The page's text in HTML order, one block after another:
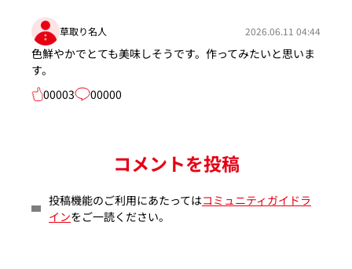
草取り名人 2026.06.11 04:44
色鮮やかでとても美味しそうです。作ってみたいと思いま
す。
00003
00000
コメントを投稿
投稿機能のご利用にあたってはコミュニティガイドラ
インをご一読ください。